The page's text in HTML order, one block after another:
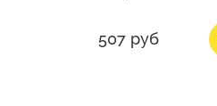
507 руб